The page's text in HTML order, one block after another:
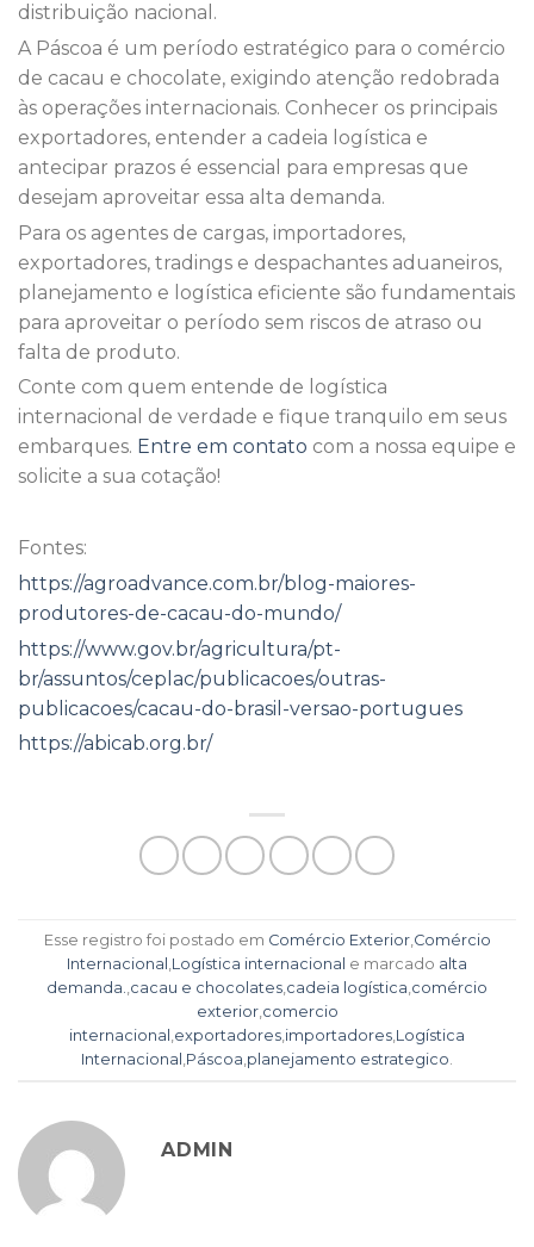
distribuição nacional.
A Páscoa é um período estratégico para o comércio
de cacau e chocolate, exigindo atenção redobrada
às operações internacionais. Conhecer os principais
exportadores, entender a cadeia logística e
antecipar prazos é essencial para empresas que
desejam aproveitar essa alta demanda.
Para os agentes de cargas, importadores,
exportadores, tradings e despachantes aduaneiros,
planejamento e logística eficiente são fundamentais
para aproveitar o período sem riscos de atraso ou
falta de produto.
Conte com quem entende de logística
internacional de verdade e fique tranquilo em seus
embarques. Entre em contato com a nossa equipe e
solicite a sua cotação!
Fontes:
https://agroadvance.com.br/blog-maiores-
produtores-de-cacau-do-mundo/
https://www.gov.br/agricultura/pt-
br/assuntos/ceplac/publicacoes/outras-
publicacoes/cacau-do-brasil-versao-portugues
https://abicab.org.br/
Esse registro foi postado em Comércio Exterior, Comércio
Internacional Logística internacional e marcado alta
demanda. cacau e chocolates cadeia logística comércio
exterior, comercio
internacional exportadores importadores Logística
Internacional Páscoa planejamento estrategico
ADMIN